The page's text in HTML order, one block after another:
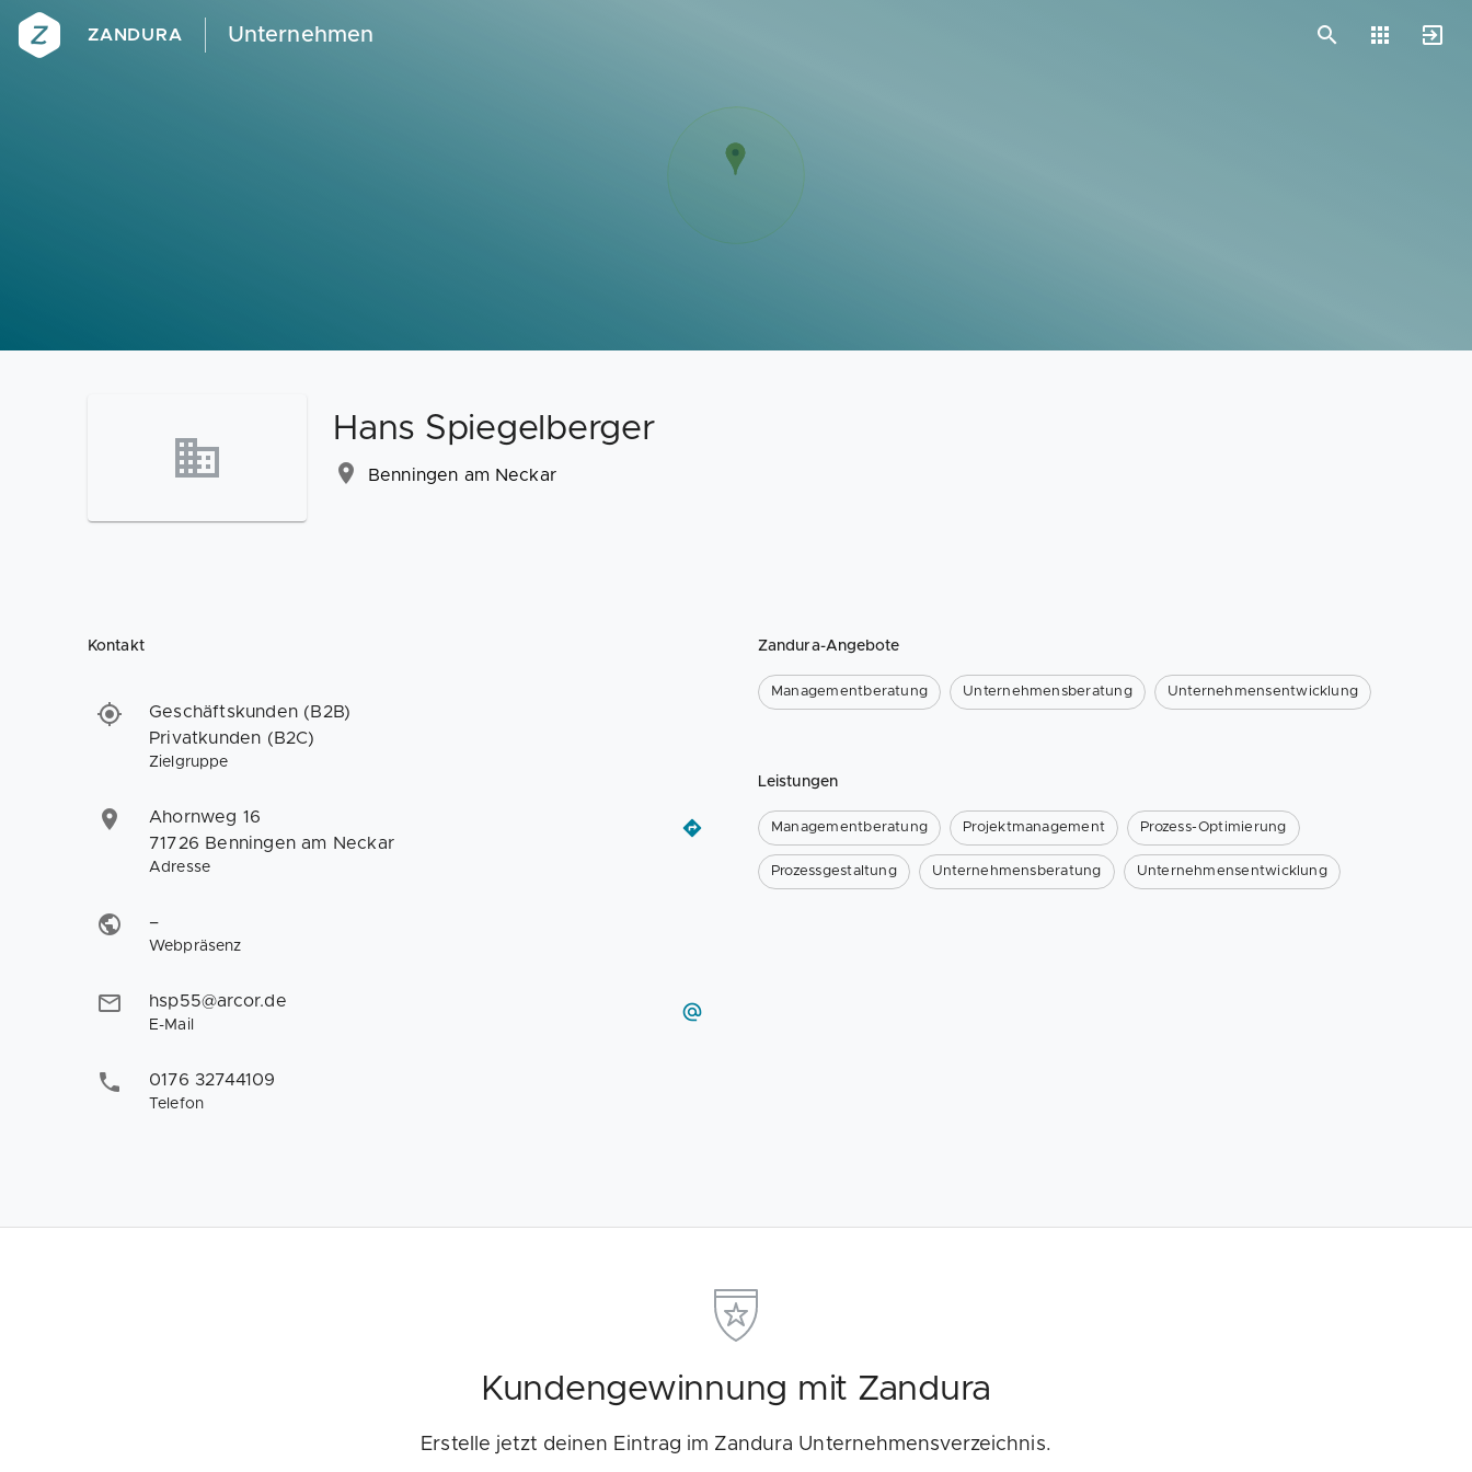
ZANDURA Unternehmen
Hans Spiegelberger
Benningen am Neckar
Kontakt
Geschäftskunden (B2B)
Privatkunden (B2C)
Zielgruppe
Ahornweg 16
71726 Benningen am Neckar
Adresse
–
Webpräsenz
hsp55@arcor.de
E-Mail
0176 32744109
Telefon
Zandura-Angebote
Managementberatung Unternehmensberatung Unternehmensentwicklung
Leistungen
Managementberatung Projektmanagement Prozess-Optimierung
Prozessgestaltung Unternehmensberatung Unternehmensentwicklung
Kundengewinnung mit Zandura
Erstelle jetzt deinen Eintrag im Zandura Unternehmensverzeichnis.